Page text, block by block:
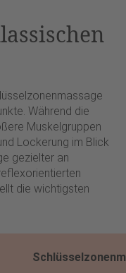
Während die
Muskelgruppen
Lockerung im Blick
gezielter an
die wichtigsten